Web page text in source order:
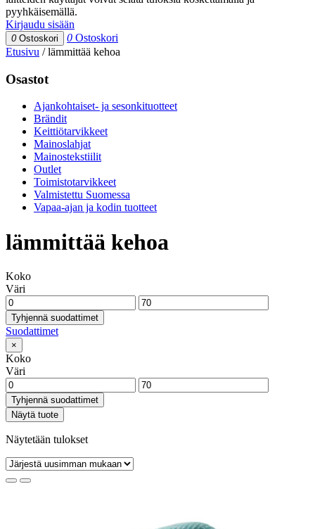
pyyhkäisemällä.
Kirjaudu sisään
0 Ostoskori 0 Ostoskori
Etusivu /lämmittää kehoa
Osastot
Ajankohtaiset- ja sesonkituotteet
Brändit
Keittiötarvikkeet
Mainoslahjat
Mainostekstiilit
Outlet
Toimistotarvikkeet
Valmistettu Suomessa
Vapaa-ajan ja kodin tuotteet
lämmittää kehoa
Koko
Väri
Tyhjennä suodattimet
Suodattimet
×
Koko
Väri
Tyhjennä suodattimet
Näytä tuote
Näytetään tulokset